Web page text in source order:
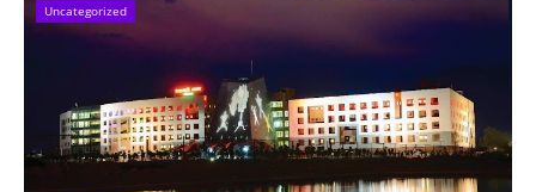
Uncategorized